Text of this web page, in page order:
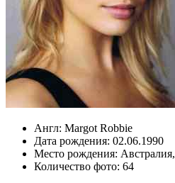
Англ: Margot Robbie
Дата рождения: 02.06.1990
Место рождения: Австралия,
Количество фото: 64